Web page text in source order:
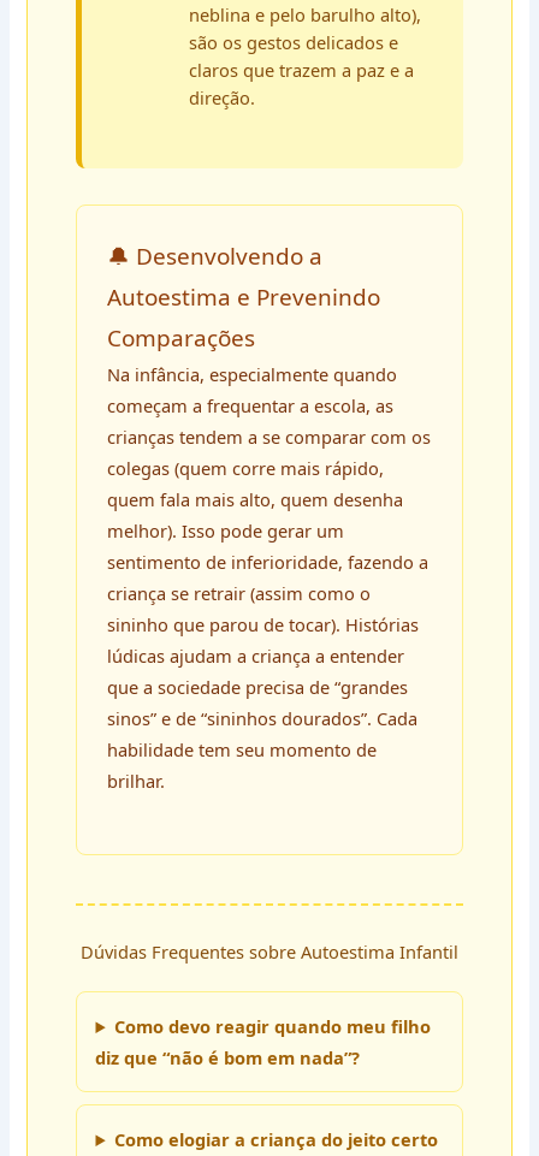
neblina e pelo barulho alto),
são os gestos delicados e
claros que trazem a paz e a
direção.
🔔 Desenvolvendo a
Autoestima e Prevenindo
Comparações
Na infância, especialmente quando
começam a frequentar a escola, as
crianças tendem a se comparar com os
colegas (quem corre mais rápido,
quem fala mais alto, quem desenha
melhor). Isso pode gerar um
sentimento de inferioridade, fazendo a
criança se retrair (assim como o
sininho que parou de tocar). Histórias
lúdicas ajudam a criança a entender
que a sociedade precisa de “grandes
sinos” e de “sininhos dourados”. Cada
habilidade tem seu momento de
brilhar.
Dúvidas Frequentes sobre Autoestima Infantil
Como devo reagir quando meu filho
diz que “não é bom em nada”?
Como elogiar a criança do jeito certo